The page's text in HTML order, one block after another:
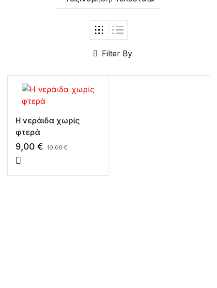
Filter By
Η νεράιδα χωρίς
φτερά
9,00 € 10,00€